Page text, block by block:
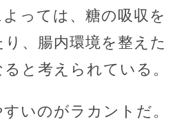
っては、糖の吸収を
、腸内環境を整えた
と考えられている。
いのがラカントだ。